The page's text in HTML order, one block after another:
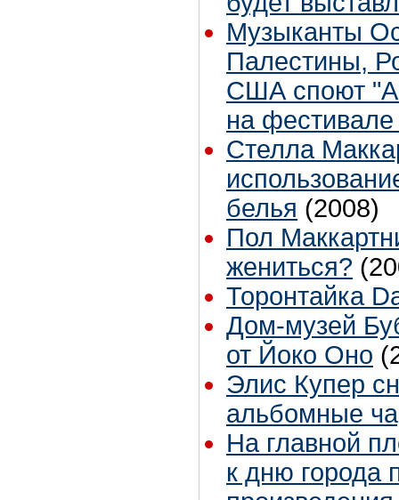
Музыканты
Палестины,
США споют
на фестивале
Стелла
белья (2008)
Пол
жениться?
Торонтайка
Дом-музей
от Йоко Оно
Элис Купер
альбомные
На главной
к дню города